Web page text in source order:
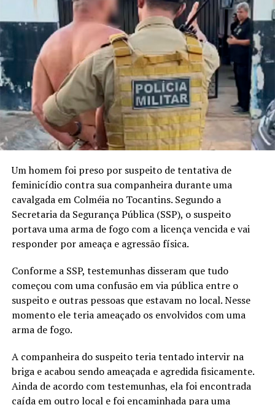
Um homem foi preso por suspeito de tentativa de
feminicídio contra sua companheira durante uma
cavalgada em Colméia no Tocantins. Segundo a
Secretaria da Segurança Pública (SSP), o suspeito
portava uma arma de fogo com a licença vencida e vai
responder por ameaça e agressão física.
Conforme a SSP, testemunhas disseram que tudo
começou com uma confusão em via pública entre o
suspeito e outras pessoas que estavam no local. Nesse
momento ele teria ameaçado os envolvidos com uma
arma de fogo.
A companheira do suspeito teria tentado intervir na
briga e acabou sendo ameaçada e agredida fisicamente.
Ainda de acordo com testemunhas, ela foi encontrada
caída em outro local e foi encaminhada para uma